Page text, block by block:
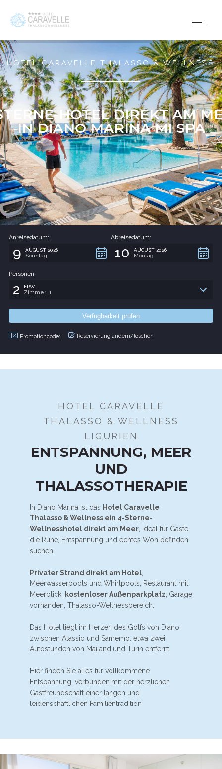
HOTEL CARAVELLE THALASSO & WELLNESS
HOTEL DIREKT AM
IN DIANO MARINA MI SPA
Anreisedatum:
9 AUGUST 2026
Sonntag
Abreisedatum:
10 AUGUST 2026
Montag
Personen:
2 ERW.:
Zimmer: 1
Promotioncode: Reservierung ändern/löschen
HOTEL CARAVELLE
THALASSO & WELLNESS
LIGURIEN
ENTSPANNUNG, MEER
UND
THALASSOTHERAPIE
In Diano Marina ist das Hotel Caravelle
Thalasso & Wellness ein 4-Sterne-
Wellnesshotel direkt am Meer , ideal für Gäste,
die Ruhe, Entspannung und echtes Wohlbefinden
suchen.
Privater Strand direkt am Hotel
Meerwasserpools und Whirlpools, Restaurant mit
Meerblick,
kostenloser Außenparkplatz , Garage
vorhanden, Thalasso-Wellnessbereich.
Das Hotel liegt im Herzen des Golfs von Diano,
zwischen Alassio und Sanremo, etwa zwei
Autostunden von Mailand und Turin entfernt.
Hier finden Sie alles für vollkommene
Entspannung, verbunden mit der herzlichen
Gastfreundschaft einer langen und
leidenschaftlichen Familientradition